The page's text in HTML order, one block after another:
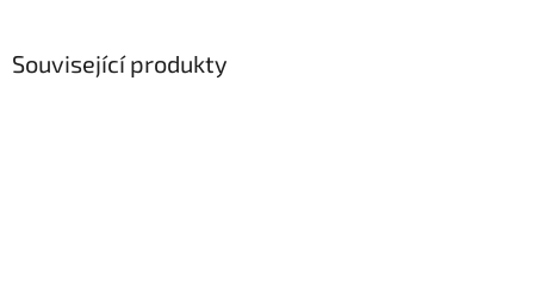
Související produkty